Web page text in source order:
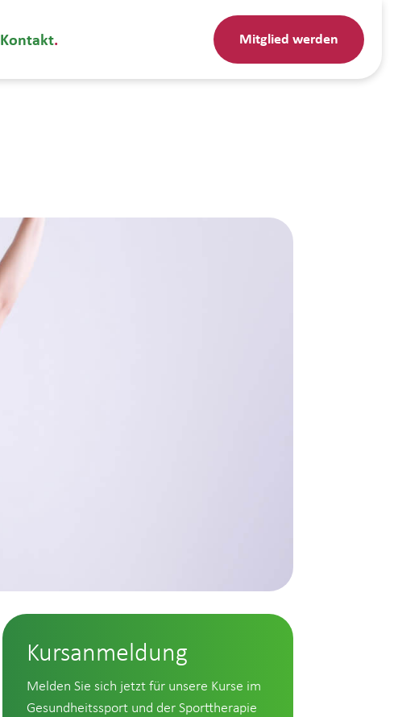
Kontakt Mitglied werden
Kursanmeldung
Melden Sie sich jetzt für unsere Kurse im
Gesundheitssport und der Sporttherapie